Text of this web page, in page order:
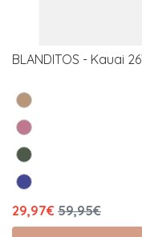
BLANDITOS - Kauai
29,97€ 59,95€